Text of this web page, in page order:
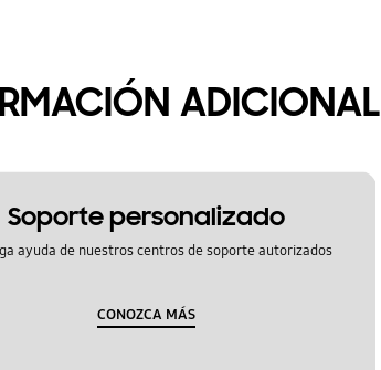
ADICIONAL
Soporte personalizado
ayuda de nuestros centros de soporte autorizados
CONOZCA MÁS